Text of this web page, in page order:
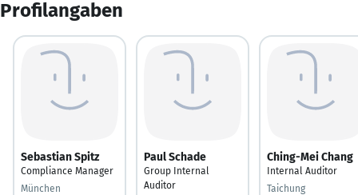
Profilangaben
Sebastian Spitz
Compliance Manager
München
Paul Schade
Group Internal
Auditor
Ching-Mei Chang
Internal Auditor
Taichung